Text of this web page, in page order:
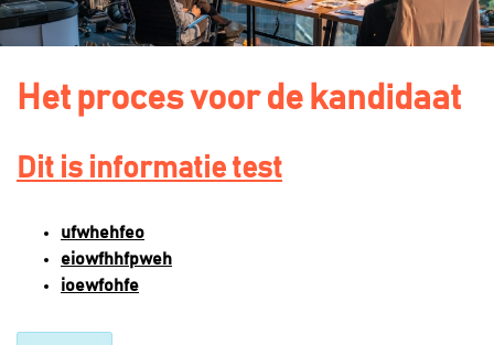
Het proces voor de kandidaat
Dit is informatie test
ufwhehfeo
eiowfhhfpweh
ioewfohfe